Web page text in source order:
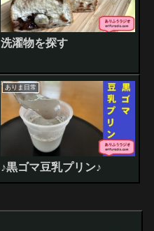
洗濯物を探す
ありま日常
♪黒ゴマ豆乳プリン♪